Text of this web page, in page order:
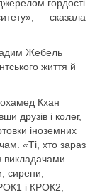
гордості
— сказала
Жебель
життя й
Кхан
друзів і колег,
іноземних
«Ті, хто зараз
викладачами
сирени,
і КРОК2,